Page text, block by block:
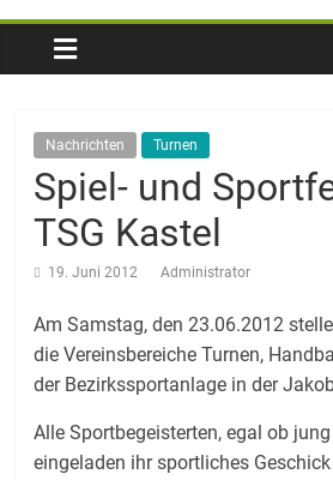
Nachrichten Turnen
Spiel- und
TSG Kastel
19. Juni 2012 Administrator
Am Samstag, den 23.06.2012
die Vereinsbereiche Turnen,
der Bezirkssportanlage in der
Alle Sportbegeisterten, egal ob
eingeladen ihr sportliches